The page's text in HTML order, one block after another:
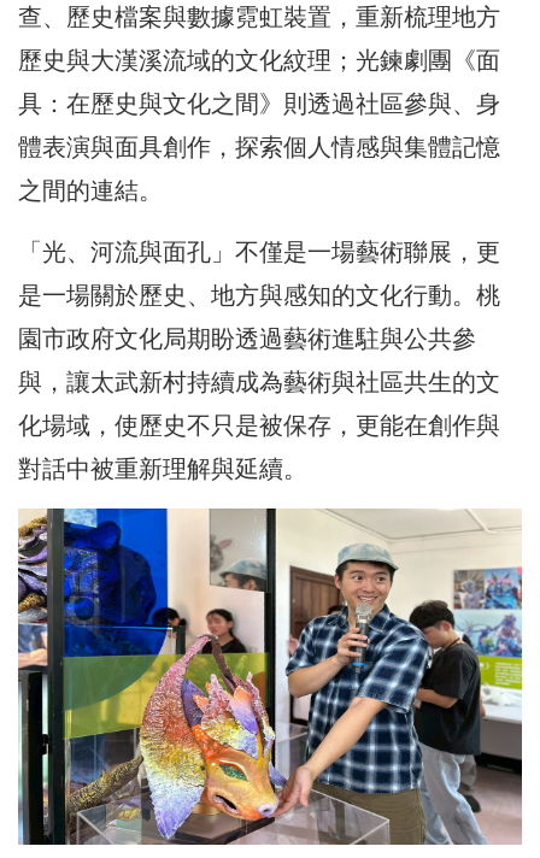
查、歷史檔案與數據霓虹裝置，重新梳理地方
歷史與大漢溪流域的文化紋理；光鍊劇團《面
具：在歷史與文化之間》則透過社區參與、身
體表演與面具創作，探索個人情感與集體記憶
之間的連結。
「光、河流與面孔」不僅是一場藝術聯展，更
是一場關於歷史、地方與感知的文化行動。桃
園市政府文化局期盼透過藝術進駐與公共參
與，讓太武新村持續成為藝術與社區共生的文
化場域，使歷史不只是被保存，更能在創作與
對話中被重新理解與延續。